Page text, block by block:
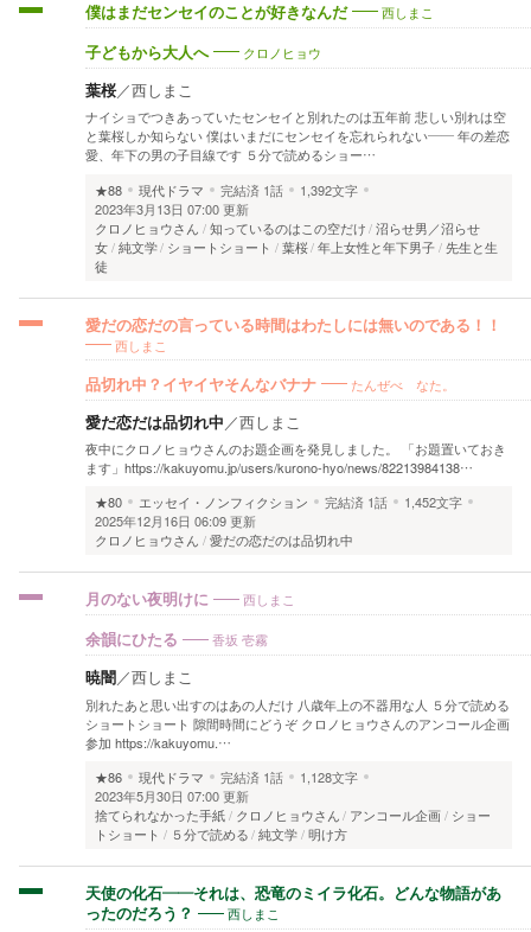
僕はまだセンセイのことが好きなんだ 西しまこ
子どもから大人へ クロノヒョウ
葉桜／西しまこ
ナイショでつきあっていたセンセイと別れたのは五年前 悲しい別れは空
と葉桜しか知らない 僕はいまだにセンセイを忘れられない―― 年の差恋
愛、年下の男の子目線です ５分で読めるショー…
★88
現代ドラマ 完結済 1話
1,392文字
2023年3月13日 07:00 更新
クロノヒョウさん
知っているのはこの空だけ 沼らせ男／沼らせ
女 純文学 ショートショート 葉桜 年上女性と年下男子 先生と生
徒
愛だの恋だの言っている時間はわたしには無いのである！！
西しまこ
品切れ中？イヤイヤそんなバナナ たんぜべ なた。
愛だ恋だは品切れ中 ／西しまこ
夜中にクロノヒョウさんのお題企画を発見しました。 「お題置いておき
ます」https://kakuyomu.jp/users/kurono-hyo/news/82213984138…
★80
エッセイ・ノンフィクション 完結済 1話
1,452文字
2025年12月16日 06:09 更新
クロノヒョウさん
愛だの恋だのは品切れ中
月のない夜明けに 西しまこ
余韻にひたる 香坂 壱霧
暁闇／西しまこ
別れたあと思い出すのはあの人だけ 八歳年上の不器用な人 ５分で読める
ショートショート 隙間時間にどうぞ クロノヒョウさんのアンコール企画
参加 https://kakuyomu.…
★86
現代ドラマ 完結済 1話
1,128文字
2023年5月30日 07:00 更新
捨てられなかった手紙
クロノヒョウさん アンコール企画
ショー
トショート
５分で読める 純文学 明け方
天使の化石――それは、恐竜のミイラ化石。どんな物語があ
ったのだろう？
西しまこ